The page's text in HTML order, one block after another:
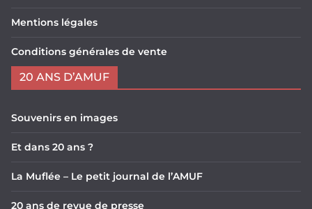
Mentions légales
Conditions générales de vente
20 ANS D’AMUF
Souvenirs en images
Et dans 20 ans ?
La Muflée – Le petit journal de l’AMUF
20 ans de revue de presse